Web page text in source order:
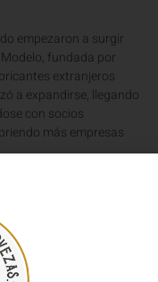
empezaron a surgir
fundada por
extranjeros
a expandirse, llegando
con socios
más empresas
de la Cerveza en